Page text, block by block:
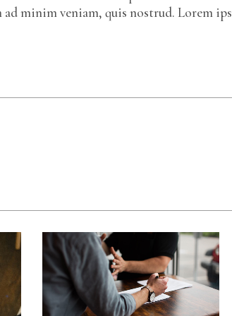
minim veniam, quis nostrud. Lorem